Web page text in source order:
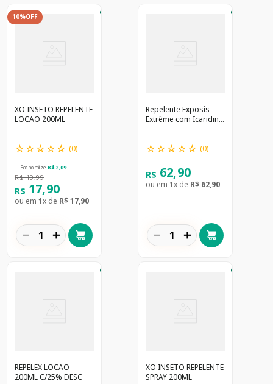
10%OFF
XO INSETO REPELENTE
LOCAO 200ML
☆☆☆☆☆ (0)
Economize R$ 2,09
R$ 19,99
R$ 17,90
ou em 1x de R$17,90
＋
－
Repelente Exposis
Extrême com Icaridina
☆☆☆☆☆ (0)
R$ 62,90
ou em 1x de R$ 62,90
＋
－
REPELEX LOCAO
200ML C/25% DESC
XO INSETO REPELENTE
SPRAY 200ML